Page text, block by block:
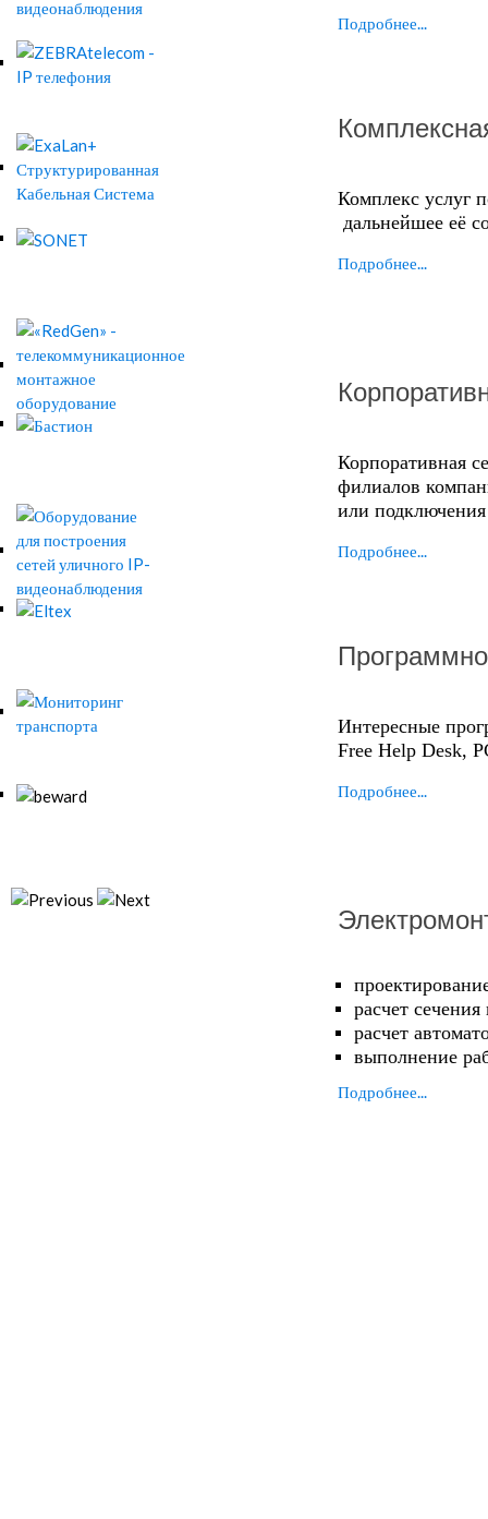
Подробнее...
Комплекс услуг
дальнейшее её
Подробнее...
Корпоративная
филиалов
или
Подробнее...
Интересные
Free Help Desk,
Подробнее...
расчет
расчет
выполнение
Подробнее...